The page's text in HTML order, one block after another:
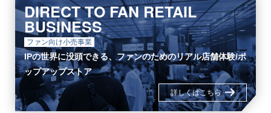
DIRECT TO FAN RETAIL
BUSINESS
ファン向け小売事業
IPの世界に没頭できる、ファンのためのリアル店舗体験/ポ
ップアップストア
詳しくはこちら